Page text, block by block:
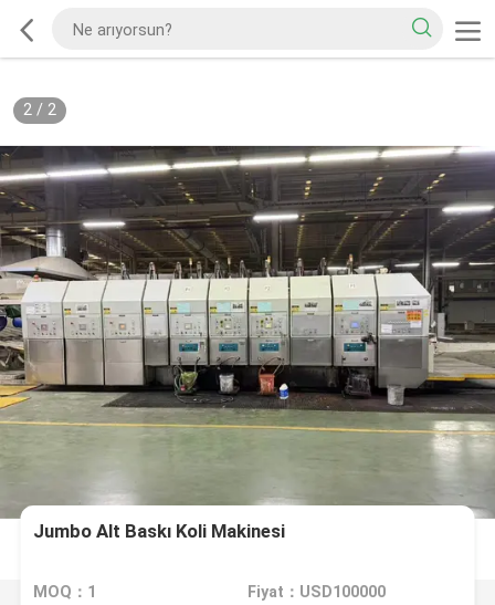
2/ 2
Jumbo Alt Baskı Koli Makinesi
MOQ：1 Fiyat：USD100000